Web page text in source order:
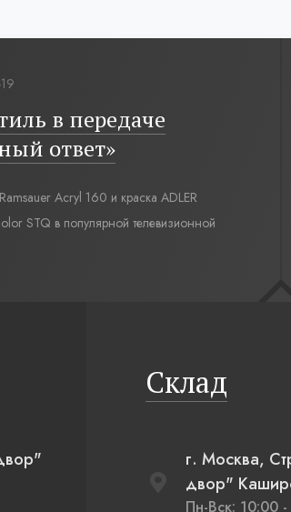
в передаче
ответ»
Acryl 160 и краска ADLER
STQ в популярной телевизионной
Склад
г. Москва,
двор"
Пн-Вск: 10:00